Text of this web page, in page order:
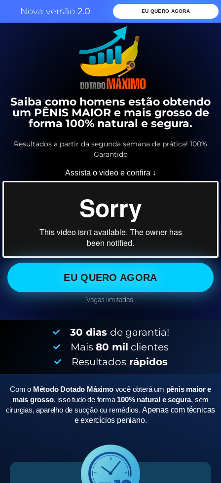
Nova versão 2.0 EU QUERO AGORA
Saiba como homens estão obtendo
um PÊNIS MAIOR e mais grosso de
forma 100% natural e segura.
Resultados a partir da segunda semana de prática! 100%
Garantido
Assista o video e confira ↓
EU QUERO AGORA
Vagas limitadas!
30 dias de garantia!
Mais 80 mil clientes
Resultados rápidos
Com o Método Dotado Máximo você obterá um pênis maior e
mais grosso, isso tudo de forma 100% natural e segura, sem
cirurgias, aparelho de sucção ou remédios.Apenas com técnicas
e exercícios peniano.